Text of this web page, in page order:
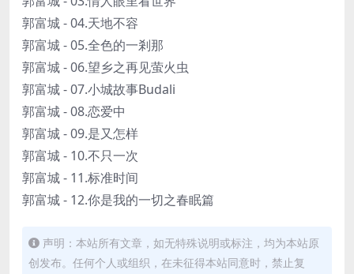
郭富城 - 04.天地不容
郭富城 - 05.全色的一剎那
郭富城 - 06.望乡之再见萤火虫
郭富城 - 07.小城故事Budali
郭富城 - 08.恋爱中
郭富城 - 09.是又怎样
郭富城 - 10.不只一次
郭富城 - 11.标准时间
郭富城 - 12.你是我的一切之春眠篇
声明：本站所有文章，如无特殊说明或标注，均为本站原
创发布。任何个人或组织，在未征得本站同意时，禁止复